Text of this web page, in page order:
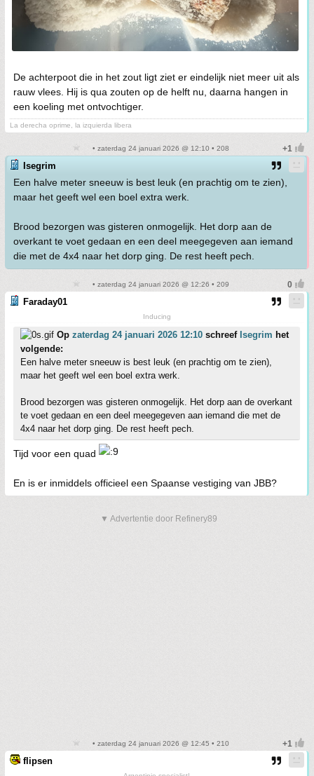
De achterpoot die in het zout ligt ziet er eindelijk niet meer uit als
rauw vlees. Hij is qua zouten op de helft nu, daarna hangen in
een koeling met ontvochtiger.
La derecha oprime, la izquierda libera
• zaterdag 24 januari 2026 @ 12:10 • 208
Isegrim
Een halve meter sneeuw is best leuk (en prachtig om te zien),
maar het geeft wel een boel extra werk.
Brood bezorgen was gisteren onmogelijk. Het dorp aan de
overkant te voet gedaan en een deel meegegeven aan iemand
die met de 4x4 naar het dorp ging. De rest heeft pech.
• zaterdag 24 januari 2026 @ 12:26 • 209
Faraday01
Inducing
Op zaterdag 24 januari 2026 12:10 schreef Isegrim het
volgende:
Een halve meter sneeuw is best leuk (en prachtig om te zien),
maar het geeft wel een boel extra werk.
Brood bezorgen was gisteren onmogelijk. Het dorp aan de overkant
te voet gedaan en een deel meegegeven aan iemand die met de
4x4 naar het dorp ging. De rest heeft pech.
Tijd voor een quad
En is er inmiddels officieel een Spaanse vestiging van JBB?
▼ Advertentie door Refinery89
• zaterdag 24 januari 2026 @ 12:45 • 210
flipsen